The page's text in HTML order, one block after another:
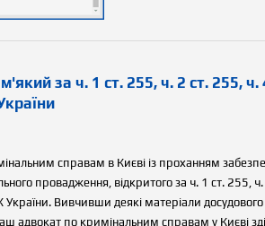
за ч. 1 ст. 255, ч. 2 ст. 255, ч.
справам в Києві із проханням
провадження, відкритого за ч. 1 ст. 255,
Вивчивши деякі матеріали досудового
адвокат по кримінальним справам у Києві